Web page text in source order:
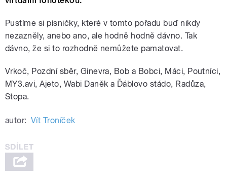
Pustíme si písničky, které v tomto pořadu buď nikdy
nezazněly, anebo ano, ale hodně hodně dávno. Tak
dávno, že si to rozhodně nemůžete pamatovat.
Vrkoč, Pozdní sběr, Ginevra, Bob a Bobci, Máci, Poutníci,
MY3.avi, Ajeto, Wabi Daněk a Ďáblovo stádo, Radůza,
Stopa.
autor: Vít Troníček